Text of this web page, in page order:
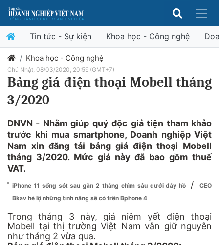
Tin tức - Sự kiện Khoa học - Công nghệ
Khoa học - Công nghệ
Chủ Nhật, 08/03/2020, 20:59 (GMT+7)
Bảng giá điện thoại Mobell tháng
3/2020
DNVN - Nhằm giúp quý độc giả tiện tham khảo
trước khi mua smartphone, Doanh nghiệp Việt
Nam xin đăng tải bảng giá điện thoại Mobell
tháng 3/2020. Mức giá này đã bao gồm thuế
VAT.
iPhone 11 sống sót sau gần 2 tháng chìm sâu dưới đáy hồ /
CEO
Bkav hé lộ những tính năng sẽ có trên Bphone 4
Trong tháng 3 này, giá niêm yết điện thoại
Mobell tại thị trường Việt Nam vẫn giữ nguyên
như tháng 2 vừa qua.